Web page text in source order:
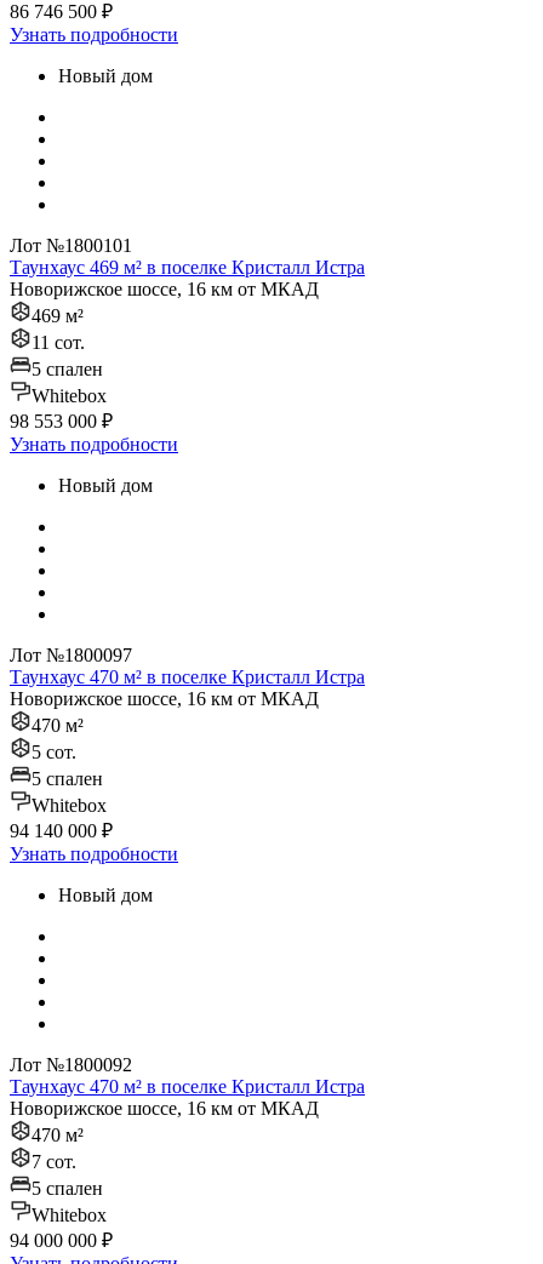
86 746 500 ₽
Узнать подробности
Новый дом
Лот №1800101
Таунхаус 469 м² в поселке Кристалл Истра
Новорижское шоссе, 16 км от МКАД
469 м²
11 сот.
5 спален
Whitebox
98 553 000 ₽
Узнать подробности
Новый дом
Лот №1800097
Таунхаус 470 м² в поселке Кристалл Истра
Новорижское шоссе, 16 км от МКАД
470 м²
5 сот.
5 спален
Whitebox
94 140 000 ₽
Узнать подробности
Новый дом
Лот №1800092
Таунхаус 470 м² в поселке Кристалл Истра
Новорижское шоссе, 16 км от МКАД
470 м²
7 сот.
5 спален
Whitebox
94 000 000 ₽